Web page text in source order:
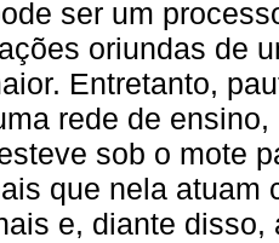
ser um
oriundas de
Entretanto,
rede de
sob o mote
que nela atuam
e, diante